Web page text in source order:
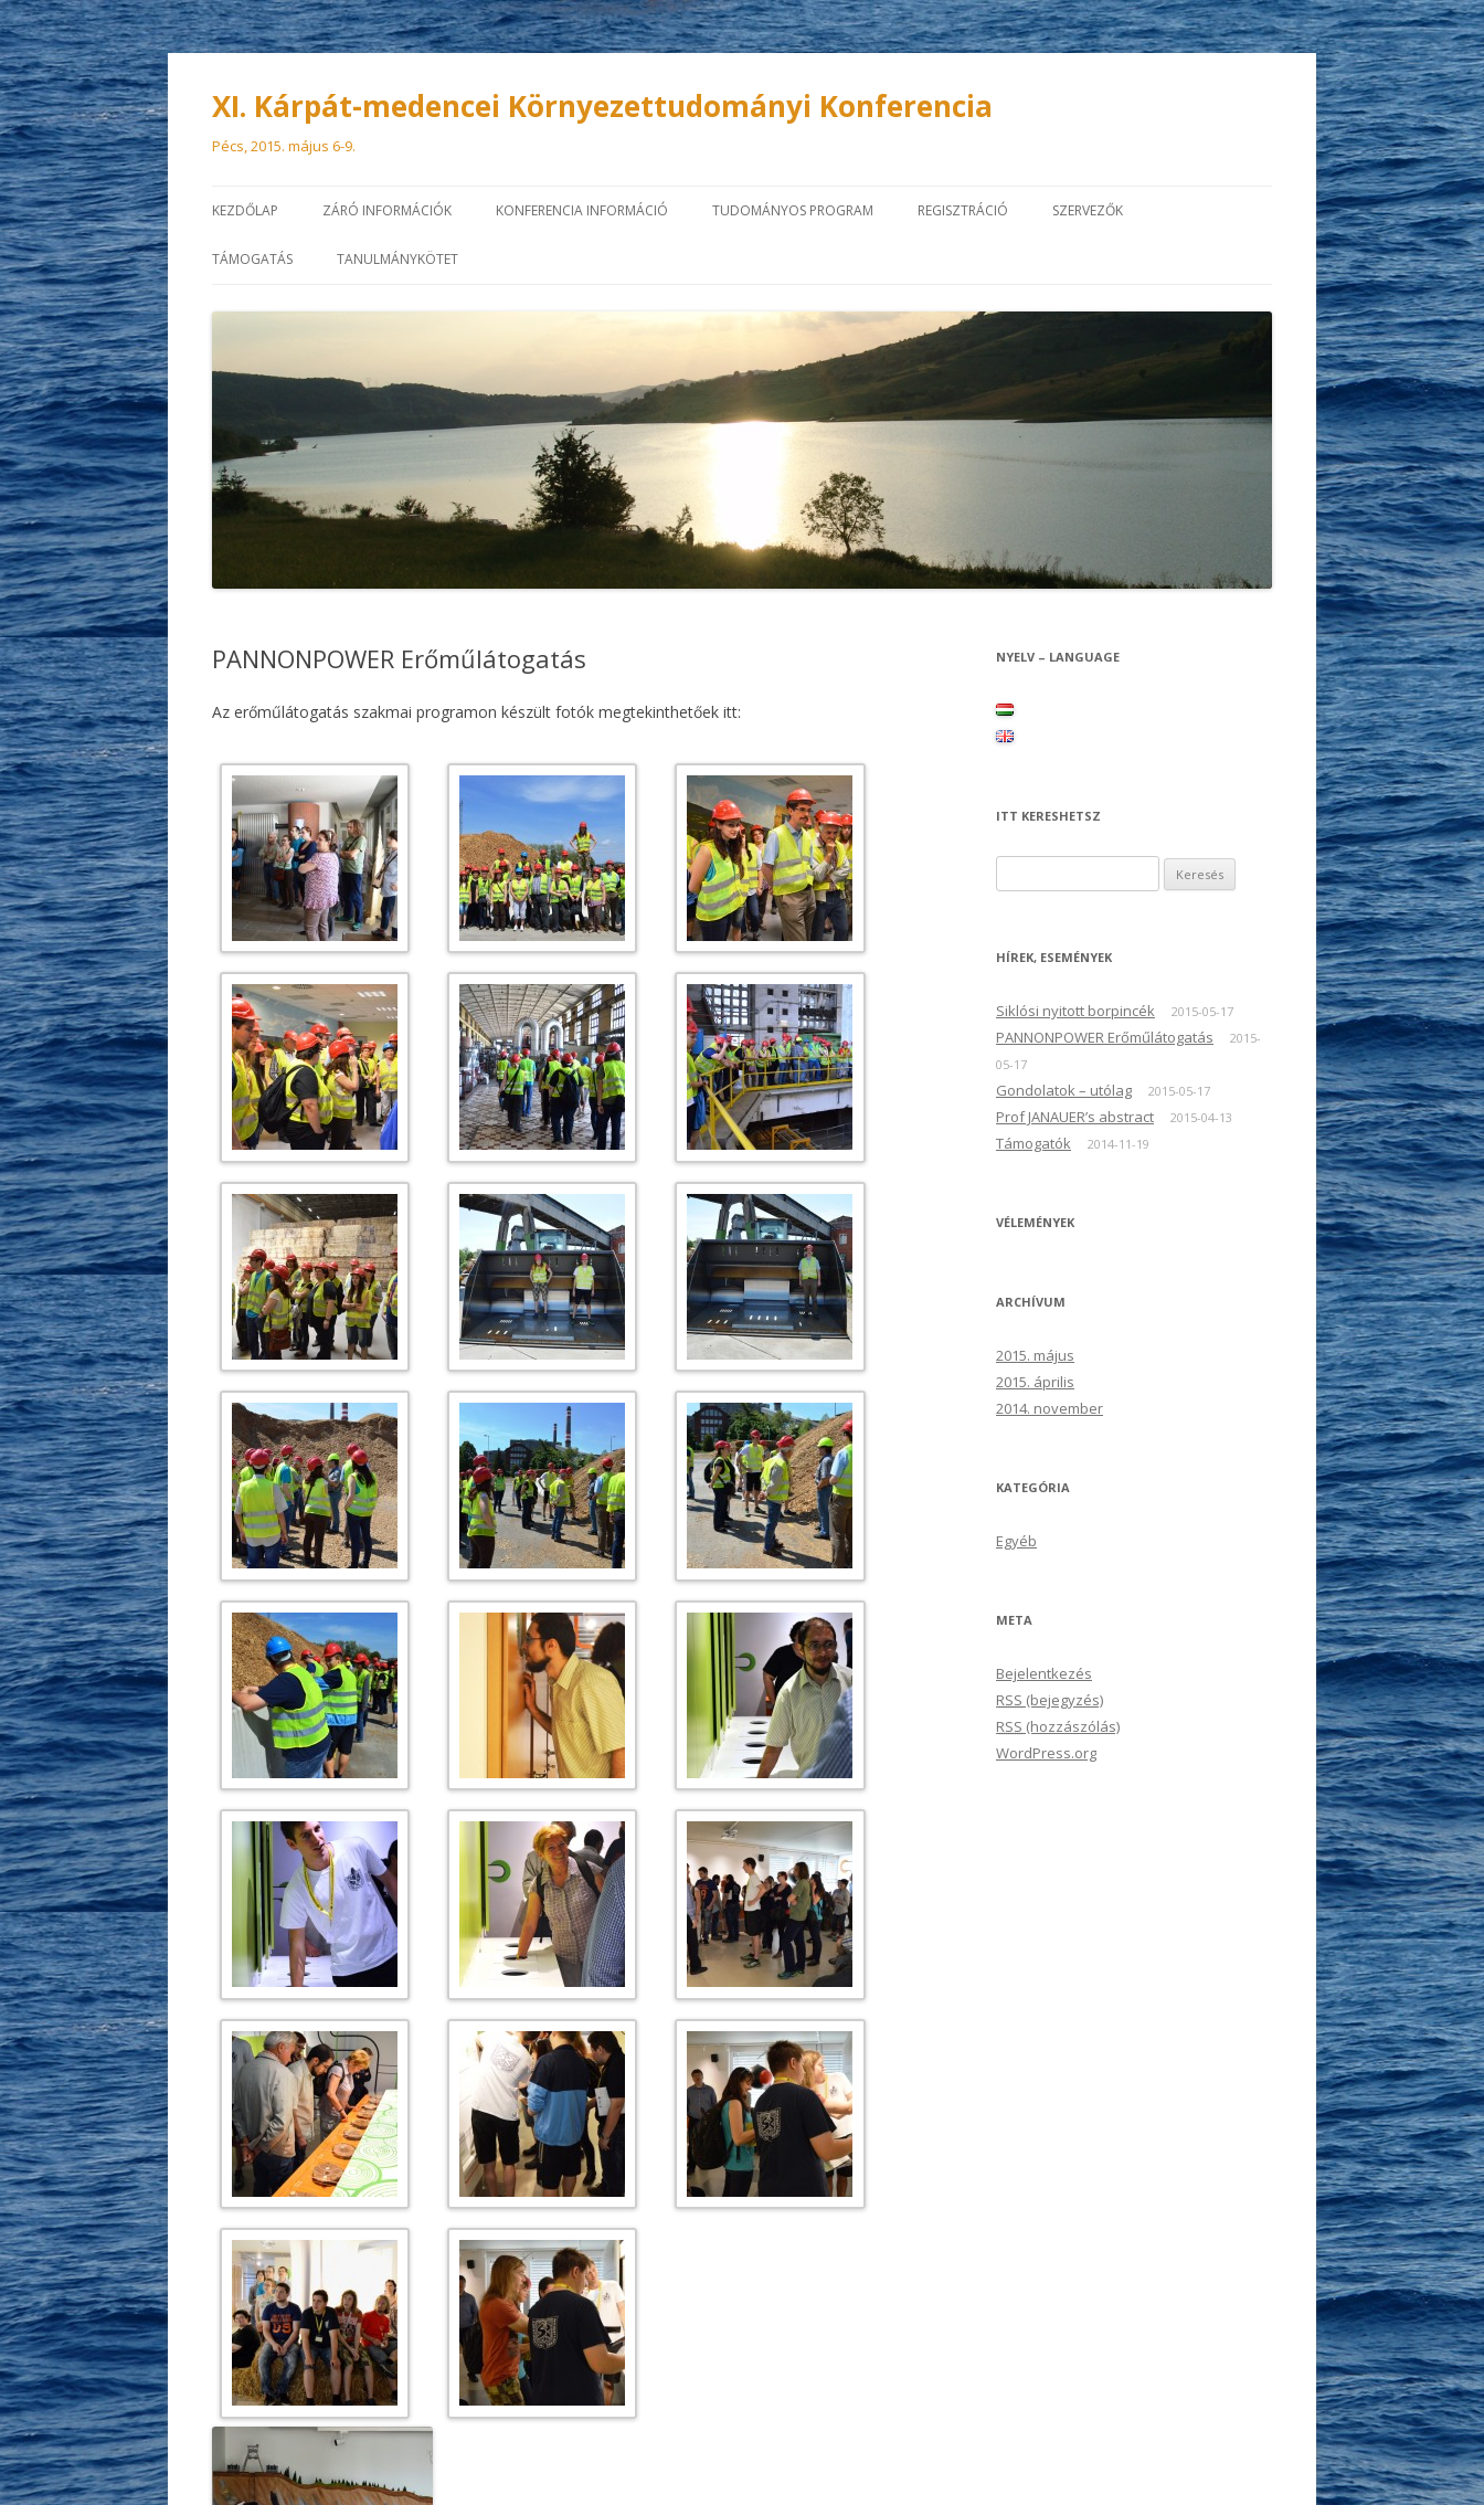
XI. Kárpát-medencei Környezettudományi Konferencia
Pécs, 2015. május 6-9.
KEZDŐLAP ZÁRÓ INFORMÁCIÓK KONFERENCIA INFORMÁCIÓ
RÉSZVÉTELI DÍJAK
FONTOS DÁTUMOK
SZÁLLÁS
TIZENEGYEDIK ALKALOMMAL …
TUDOMÁNYOS PROGRAM
ELŐADÁSOK ÉS POSZTEREK
KONFERENCIAKIADVÁNY
KÖZLEMÉNY FORMAI
KÖVETELMÉNYEK
REGISZTRÁCIÓ
KONFERENCIAKÖZLEMÉNY
BEKÜLDÉSE
SZERVEZŐK
TÁMOGATÁS TANULMÁNYKÖTET
PANNONPOWER Erőműlátogatás
Az erőműlátogatás szakmai programon készült fotók megtekinthetőek itt:
NYELV – LANGUAGE
ITT KERESHETSZ
HÍREK, ESEMÉNYEK
Siklósi nyitott borpincék 2015-05-17
PANNONPOWER Erőműlátogatás
2015-
05-17
Gondolatok – utólag 2015-05-17
Prof JANAUER’s abstract 2015-04-13
Támogatók 2014-11-19
VÉLEMÉNYEK
ARCHÍVUM
2015. május
2015. április
2014. november
KATEGÓRIA
Egyéb
META
Bejelentkezés
RSS (bejegyzés)
RSS (hozzászólás)
WordPress.org